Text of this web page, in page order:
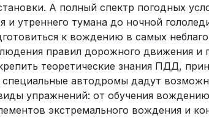
А полный спектр погодных
и утреннего тумана до ночной
к вождению в самых
правил дорожного движения и
теоретические знания ПДД,
специальные автодромы дадут
упражнений: от обучения
экстремального вождения и